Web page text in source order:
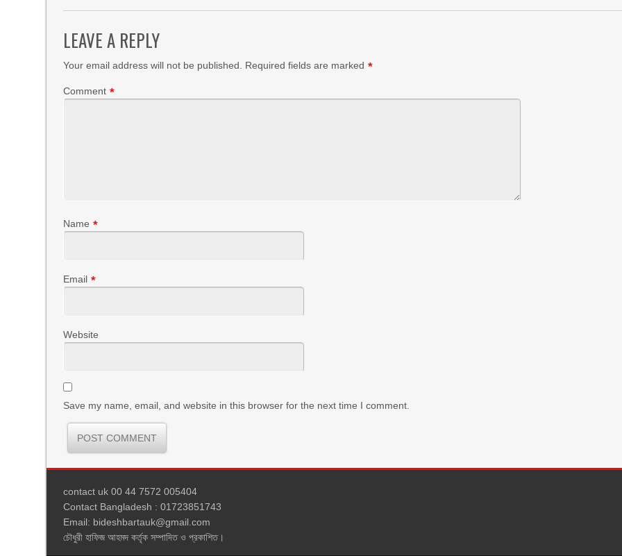
LEAVE A REPLY
Your email address will not be published. Required fields are marked *
Comment *
Name *
Email *
Website
Save my name, email, and website in this browser for the next time I comment.
contact uk 00 44 7572 005404
Contact Bangladesh : 01723851743
Email: bideshbartauk@gmail.com
চৌধুরী হাফিজ আহমদ কর্তৃক সম্পাদিত ও প্রকাশিত।